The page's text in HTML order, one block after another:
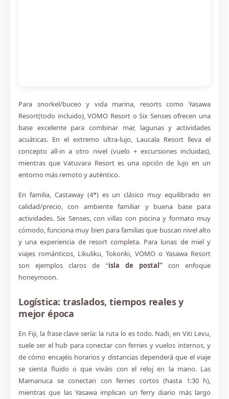
Para snorkel/buceo y vida marina, resorts como Yasawa
Resort(todo incluido),VOMO ResortoSix Sensesofrecen una
base excelente para combinar mar, lagunas y actividades
acuáticas. En el extremo ultra-lujo, Laucala Resort lleva el
concepto all-in a otro nivel (vuelo + excursiones incluidas),
mientras que Vatuvara Resort es una opción de lujo en un
entorno más remoto y auténtico.
En familia, Castaway (4*) es un clásico muy equilibrado en
calidad/precio, con ambiente familiar y buena base para
actividades. Six Senses, con villas con piscina y formato muy
cómodo, funciona muy bien para familias que buscan nivel alto
y una experiencia de resort completa. Para lunas de miel y
viajes románticos, Likuliku, Tokoriki, VOMO o Yasawa Resort
son ejemplos claros de “isla de postal”con enfoque
honeymoon.
Logística: traslados, tiempos reales y
mejor época
En Fiji, la frase clave sería: la ruta lo es todo. Nadi, en Viti Levu,
suele ser el hub para conectar con ferries y vuelos internos, y
de cómo encajéis horarios y distancias dependerá que el viaje
se sienta fluido o que viváis con el reloj en la mano. Las
Mamanuca se conectan con ferries cortos (hasta 1:30 h),
mientras que las Yasawa implican un ferry diario más largo